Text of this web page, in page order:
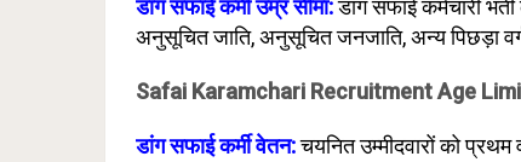
डांग सफाई कर्मी उम्र सीमा:डांग सफाई कर्मचारी
अनुसूचित जाति, अनुसूचित जनजाति, अन्य पिछड़ा
Safai Karamchari Recruitment Age
डांग सफाई कर्मी वेतन:चयनित उम्मीदवारों को प्रथम